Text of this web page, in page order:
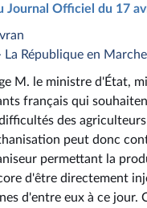
Journal Officiel du 17
République en Marche
M. le ministre d'État,
français qui
des
peut donc
permettant la
d'être directement
d'entre eux à ce